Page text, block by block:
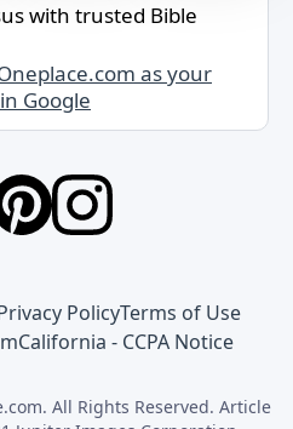
with trusted Bible
as your
Google
PolicyTerms of Use
California - CCPA Notice
All Rights Reserved. Article